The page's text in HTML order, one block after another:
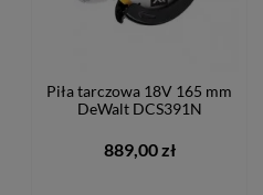
Piła tarczowa 18V 165 mm
DeWalt DCS391N
889,00 zł